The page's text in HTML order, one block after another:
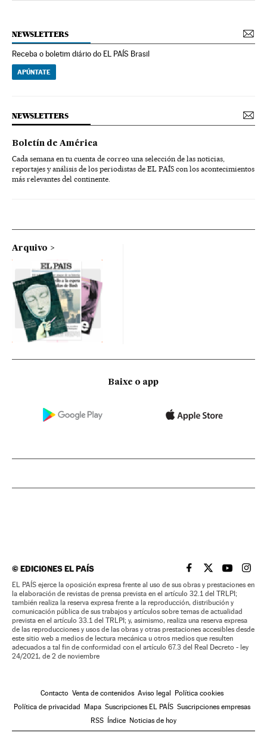
NEWSLETTERS
Receba o boletim diário do EL PAÍS Brasil
APÚNTATE
NEWSLETTERS
Boletín de América
Cada semana en tu cuenta de correo una selección de las noticias,
reportajes y análisis de los periodistas de EL PAÍS con los acontecimientos
más relevantes del continente.
Arquivo
Baixe o app
©EDICIONES EL PAÍS EL PAÍS BRASIL EN
EL PAÍSEL PAÍS
EL
EL PAÍS ejerce la oposición expresa frente al uso de sus obras y prestaciones en
la elaboración de revistas de prensa prevista en el artículo 32.1 del TRLPI;
también realiza la reserva expresa frente a la reproducción, distribución y
comunicación pública de sus trabajos y artículos sobre temas de actualidad
prevista en el artículo 33.1 del TRLPI; y, asimismo, realiza una reserva expresa
de las reproducciones y usos de las obras y otras prestaciones accesibles desde
este sitio web a medios de lectura mecánica u otros medios que resulten
adecuados a tal fin de conformidad con el artículo 67.3 del Real Decreto - ley
24/2021, de 2 de noviembre
Contacto Venta de contenidos Aviso legal
Política cookies
Política de privacidad
Mapa Suscripciones EL PAÍS Suscripciones empresas
RSS
Índice Noticias de hoy